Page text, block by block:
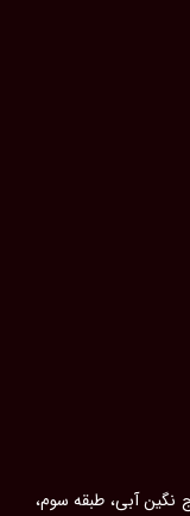
نگین آبی، طبقه سوم،